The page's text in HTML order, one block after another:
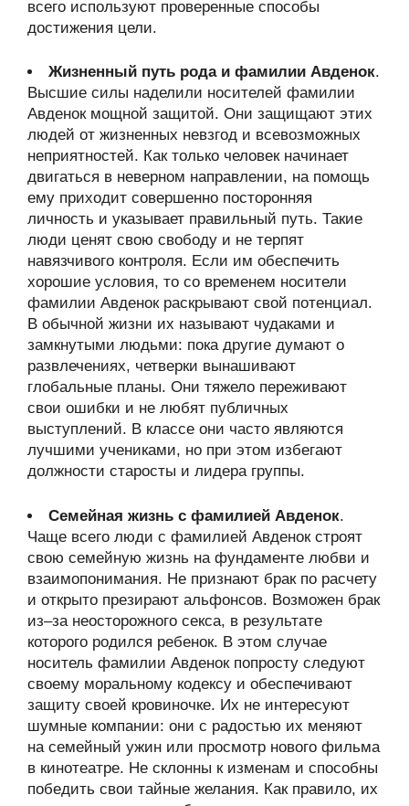
всего используют проверенные способы
достижения цели.
Жизненный путь рода и фамилии Авденок.
Высшие силы наделили носителей фамилии
Авденок мощной защитой. Они защищают этих
людей от жизненных невзгод и всевозможных
неприятностей. Как только человек начинает
двигаться в неверном направлении, на помощь
ему приходит совершенно посторонняя
личность и указывает правильный путь. Такие
люди ценят свою свободу и не терпят
навязчивого контроля. Если им обеспечить
хорошие условия, то со временем носители
фамилии Авденок раскрывают свой потенциал.
В обычной жизни их называют чудаками и
замкнутыми людьми: пока другие думают о
развлечениях, четверки вынашивают
глобальные планы. Они тяжело переживают
свои ошибки и не любят публичных
выступлений. В классе они часто являются
лучшими учениками, но при этом избегают
должности старосты и лидера группы.
Семейная жизнь с фамилией Авденок.
Чаще всего люди с фамилией Авденок строят
свою семейную жизнь на фундаменте любви и
взаимопонимания. Не признают брак по расчету
и открыто презирают альфонсов. Возможен брак
из–за неосторожного секса, в результате
которого родился ребенок. В этом случае
носитель фамилии Авденок попросту следуют
своему моральному кодексу и обеспечивают
защиту своей кровиночке. Их не интересуют
шумные компании: они с радостью их меняют
на семейный ужин или просмотр нового фильма
в кинотеатре. Не склонны к изменам и способны
победить свои тайные желания. Как правило, их